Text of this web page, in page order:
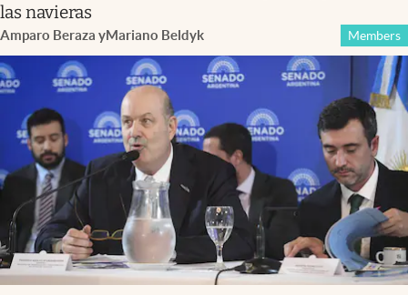
las navieras
Amparo Beraza yMariano Beldyk Members